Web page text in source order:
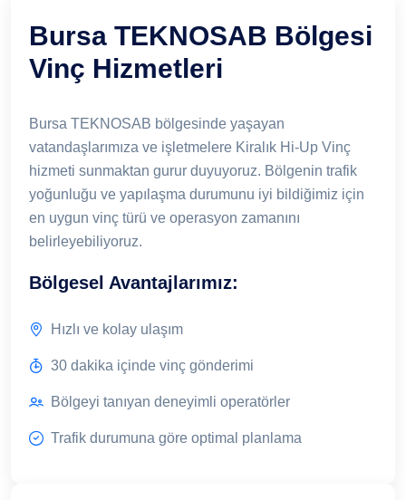
Bursa TEKNOSAB Bölgesi
Vinç Hizmetleri
Bursa TEKNOSAB bölgesinde yaşayan
vatandaşlarımıza ve işletmelere Kiralık Hi-Up Vinç
hizmeti sunmaktan gurur duyuyoruz. Bölgenin trafik
yoğunluğu ve yapılaşma durumunu iyi bildiğimiz için
en uygun vinç türü ve operasyon zamanını
belirleyebiliyoruz.
Bölgesel Avantajlarımız:
Hızlı ve kolay ulaşım
30 dakika içinde vinç gönderimi
Bölgeyi tanıyan deneyimli operatörler
Trafik durumuna göre optimal planlama